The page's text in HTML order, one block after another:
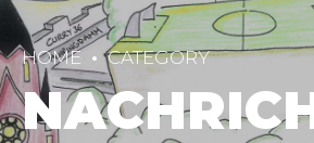
HOME CATEGORY